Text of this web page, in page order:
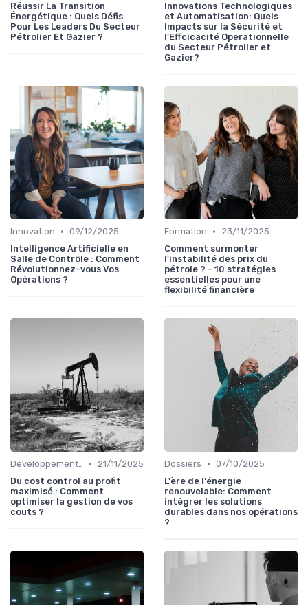
Réussir La Transition
Énergétique : Quels Défis
Pour Les Leaders Du Secteur
Pétrolier Et Gazier ?
Innovations Technologiques
et Automatisation: Quels
Impacts sur la Sécurité et
l'Effcicacité Operationnelle
du Secteur Pétrolier et
Gazier?
Innovation • 09/12/2025
Intelligence Artificielle en
Salle de Contrôle : Comment
Révolutionnez-vous Vos
Opérations ?
Formation •
23/11/2025
Comment surmonter
l'instabilité des prix du
pétrole ? - 10 stratégies
essentielles pour une
flexibilité financière
Développement personnel •
21/11/2025
Du cost control au profit
maximisé : Comment
optimiser la gestion de vos
coûts ?
Dossiers • 07/10/2025
L'ère de l'énergie
renouvelable: Comment
intégrer les solutions
durables dans nos opérations
?